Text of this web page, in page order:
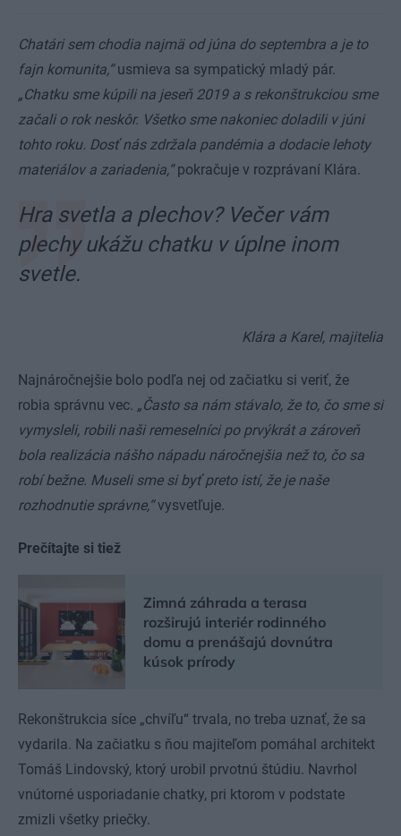
Chatári sem chodia najmä od júna do septembra a je to
fajn komunita,“usmieva sa sympatický mladý pár.
„Chatku sme kúpili na jeseň 2019 a s rekonštrukciou sme
začali o rok neskôr. Všetko sme nakoniec doladili v júni
tohto roku. Dosť nás zdržala pandémia a dodacie lehoty
materiálov a zariadenia,“pokračuje v rozprávaní Klára.
Hra svetla a plechov? Večer vám
plechy ukážu chatku v úplne inom
svetle.
Klára a Karel, majitelia
Najnáročnejšie bolo podľa nej od začiatku si veriť, že
robia správnu vec. „Často sa nám stávalo, že to, čo sme si
vymysleli, robili naši remeselníci po prvýkrát a zároveň
bola realizácia nášho nápadu náročnejšia než to, čo sa
robí bežne. Museli sme si byť preto istí, že je naše
rozhodnutie správne,“vysvetľuje.
Prečítajte si tiež
Zimná záhrada a terasa
rozširujú interiér rodinného
domu a prenášajú dovnútra
kúsok prírody
Rekonštrukcia síce „chvíľu“ trvala, no treba uznať, že sa
vydarila. Na začiatku s ňou majiteľom pomáhal architekt
Tomáš Lindovský, ktorý urobil prvotnú štúdiu. Navrhol
vnútorné usporiadanie chatky, pri ktorom v podstate
zmizli všetky priečky.